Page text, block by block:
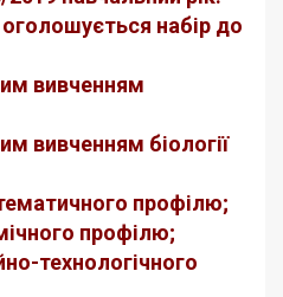
набір до
вивченням
вивченням біології
профілю;
профілю;
технологічного